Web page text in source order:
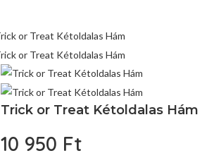
Trick or Treat Kétoldalas Hám
10 950 Ft